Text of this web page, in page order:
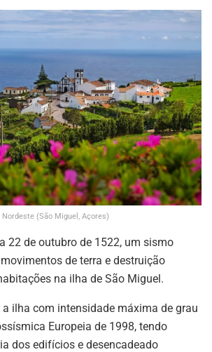
Nordeste (São Miguel, Açores)
22 de outubro de 1522, um sismo
de terra e destruição
na ilha de São Miguel.
ilha com intensidade máxima de grau
Europeia de 1998, tendo
dos edifícios e desencadeado